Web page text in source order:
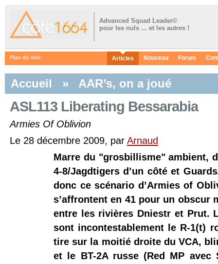
Advanced Squad Leader©
pour les nuls ... et les autres !
Plan du site: Articles Nouveau Forum
Accueil » AAR’s, on a joué
ASL113 Liberating Bessarabia
Armies Of Oblivion
Le 28 décembre 2009, par Arnaud
Marre du "grosbillisme" ambient,
4-8/Jagdtigers d’un côté et
donc ce scénario d’Armies of
s’affrontent en 41 pour un obscur
entre les rivières Dniestr et Prut.
sont incontestablement le R-1(t)
tire sur la moitié droite du VCA,
et le BT-2A russe (Red MP